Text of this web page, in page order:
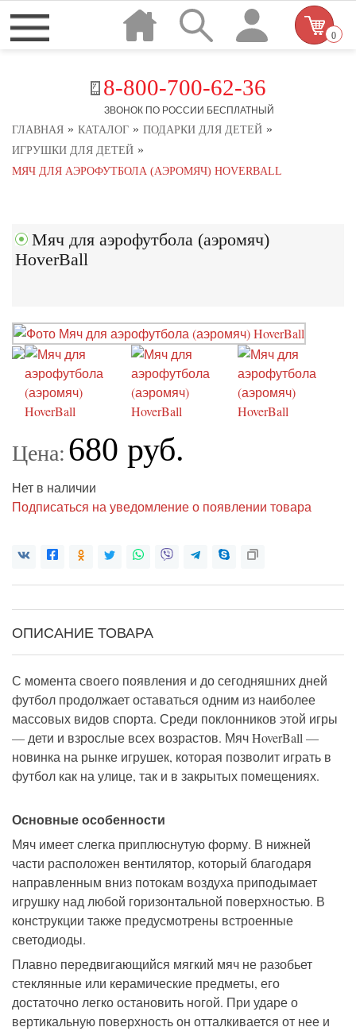
8-800-700-62-36
ЗВОНОК ПО РОССИИ БЕСПЛАТНЫЙ
0
ГЛАВНАЯ » КАТАЛОГ » ПОДАРКИ ДЛЯ ДЕТЕЙ »
ИГРУШКИ ДЛЯ ДЕТЕЙ »
МЯЧ ДЛЯ АЭРОФУТБОЛА (АЭРОМЯЧ) HOVERBALL
Мяч для аэрофутбола (аэромяч)
HoverBall
Цена: 680 руб.
Нет в наличии
Подписаться на уведомление о появлении товара
ОПИСАНИЕ ТОВАРА
С момента своего появления и до сегодняшних дней
футбол продолжает оставаться одним из наиболее
массовых видов спорта. Среди поклонников этой игры
— дети и взрослые всех возрастов. Мяч HoverBall —
новинка на рынке игрушек, которая позволит играть в
футбол как на улице, так и в закрытых помещениях.
Основные особенности
Мяч имеет слегка приплюснутую форму. В нижней
части расположен вентилятор, который благодаря
направленным вниз потокам воздуха приподымает
игрушку над любой горизонтальной поверхностью. В
конструкции также предусмотрены встроенные
светодиоды.
Плавно передвигающийся мягкий мяч не разобьет
стеклянные или керамические предметы, его
достаточно легко остановить ногой. При ударе о
вертикальную поверхность он отталкивается от нее и